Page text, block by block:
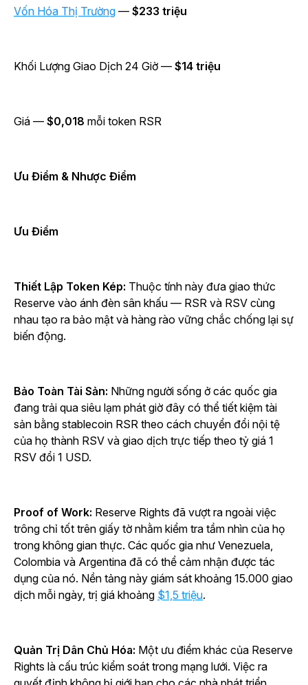
Vốn Hóa Thị Trường — $233 triệu
Khối Lượng Giao Dịch 24 Giờ — $14 triệu
Giá — $0,018 mỗi token RSR
Ưu Điểm & Nhược Điểm
Ưu Điểm
Thiết Lập Token Kép: Thuộc tính này đưa giao thức
Reserve vào ánh đèn sân khấu — RSR và RSV cùng
nhau tạo ra bảo mật và hàng rào vững chắc chống lại sự
biến động.
Bảo Toàn Tài Sản: Những người sống ở các quốc gia
đang trải qua siêu lạm phát giờ đây có thể tiết kiệm tài
sản bằng stablecoin RSR theo cách chuyển đổi nội tệ
của họ thành RSV và giao dịch trực tiếp theo tỷ giá 1
RSV đổi 1 USD.
Proof of Work: Reserve Rights đã vượt ra ngoài việc
trông chỉ tốt trên giấy tờ nhằm kiểm tra tầm nhìn của họ
trong không gian thực. Các quốc gia như Venezuela,
Colombia và Argentina đã có thể cảm nhận được tác
dụng của nó. Nền tảng này giám sát khoảng 15.000 giao
dịch mỗi ngày, trị giá khoảng $1,5 triệu.
Quản Trị Dân Chủ Hóa: Một ưu điểm khác của Reserve
Rights là cấu trúc kiểm soát trong mạng lưới. Việc ra